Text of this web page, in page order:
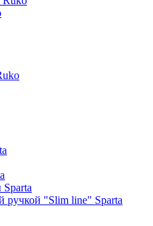
ручкой "Slim line" Sparta